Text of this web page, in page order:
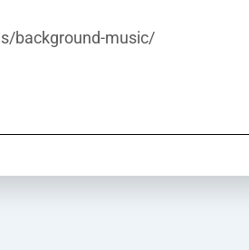
background-music/